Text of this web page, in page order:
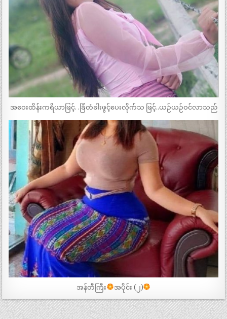
အဝေးထိန်းကရိယာဖြင့်. .ခြံတံခါးဖွင့်ပေးလိုက်သ ဖြင့်..ယဉ်ယဉ်ဝင်လာသည်
အန်တီကြီး အပိုင်း (၂)